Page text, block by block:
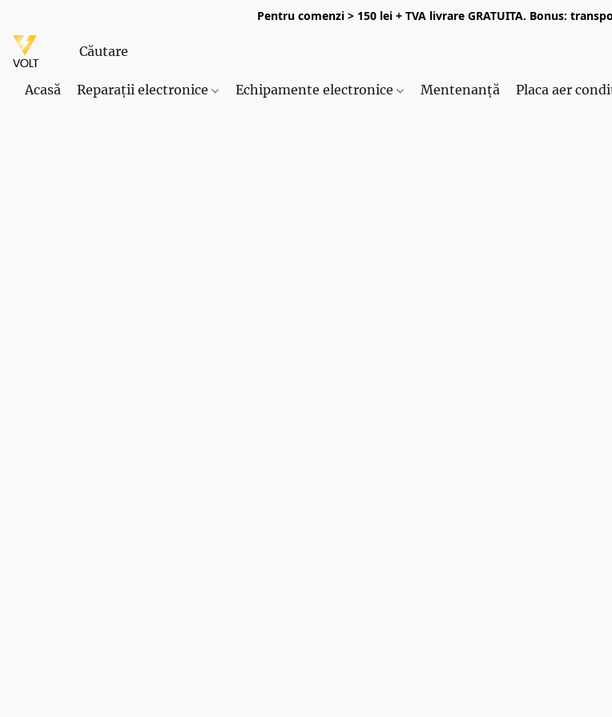
Pentru comenzi > 150 lei + TVA livrare GRATUITA. Bonus:
Acasă Reparații electronice Echipamente electronice Mentenanță Placa aer